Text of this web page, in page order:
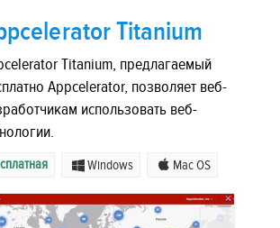
Titanium
Titanium, предлагаемый
Appcelerator, позволяет веб-
использовать веб-
Windows Mac OS